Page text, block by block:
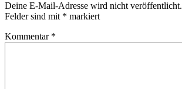
Deine E-Mail-Adresse wird nicht veröffentlicht.
Felder sind mit * markiert
Kommentar *